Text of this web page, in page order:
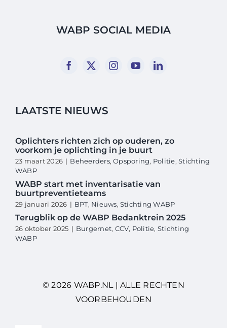
WABP SOCIAL MEDIA
LAATSTE NIEUWS
Oplichters richten zich op ouderen, zo
voorkom je oplichting in je buurt
23 maart 2026 | Beheerders,Opsporing, Politie,Stichting
WABP
WABP start met inventarisatie van
buurtpreventieteams
29 januari 2026 | BPT, Nieuws, Stichting WABP
Terugblik op de WABP Bedanktrein 2025
26 oktober 2025 | Burgernet, CCV, Politie, Stichting
WABP
© 2026 WABP.NL | ALLE RECHTEN
VOORBEHOUDEN